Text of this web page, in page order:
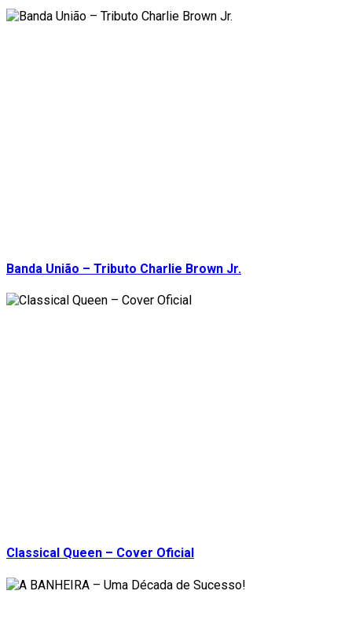
Banda União – Tributo Charlie Brown Jr.
Classical Queen – Cover Oficial